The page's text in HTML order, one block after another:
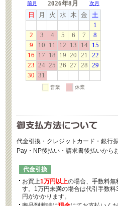
代金引換・クレジットカード・銀行
Pay・NP後払い・請求書後払いから
代金引換
お買上1万円以上の場合、手数料無
す。1万円未満の場合は代引手数料
円がかかります。